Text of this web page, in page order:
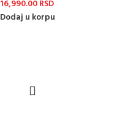
16,990.00RSD
Dodaj u korpu